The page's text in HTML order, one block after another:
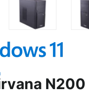
N200